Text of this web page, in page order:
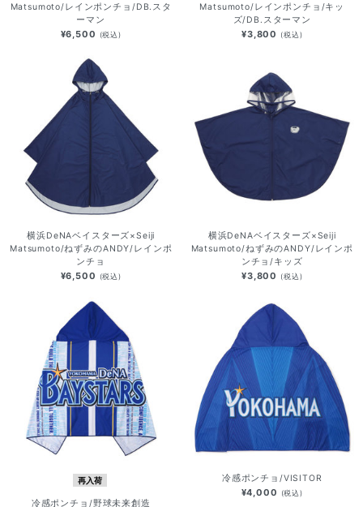
Matsumoto/レインポンチョ/DB.スタ
ーマン
¥6,500 (税込)
Matsumoto/レインポンチョ/キッ
ズ/DB.スターマン
¥3,800 (税込)
横浜DeNAベイスターズ×Seiji
Matsumoto/ねずみのANDY/レインポ
ンチョ
¥6,500 (税込)
横浜DeNAベイスターズ×Seiji
Matsumoto/ねずみのANDY/レインポ
ンチョ/キッズ
¥3,800 (税込)
再入荷
冷感ポンチョ/野球未来創造
冷感ポンチョ/VISITOR
¥4,000 (税込)